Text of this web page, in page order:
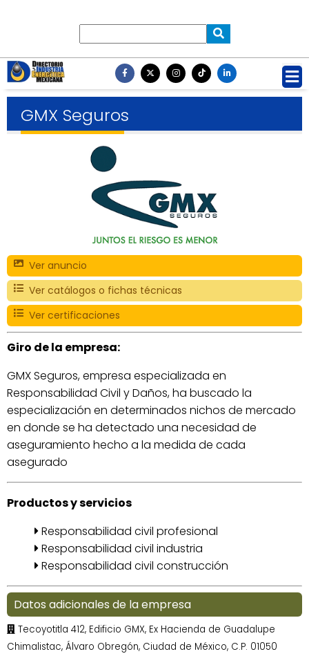
GMX Seguros
Ver anuncio
Ver catálogos o fichas técnicas
Ver certificaciones
Giro de la empresa:
GMX Seguros, empresa especializada en
Responsabilidad Civil y Daños, ha buscado la
especialización en determinados nichos de mercado
en donde se ha detectado una necesidad de
aseguramiento hecho a la medida de cada
asegurado
Productos y servicios
Responsabilidad civil profesional
Responsabilidad civil industria
Responsabilidad civil construcción
Datos adicionales de la empresa
Tecoyotitla 412, Edificio GMX, Ex Hacienda de Guadalupe
Chimalistac, Álvaro Obregón, Ciudad de México, C.P. 01050